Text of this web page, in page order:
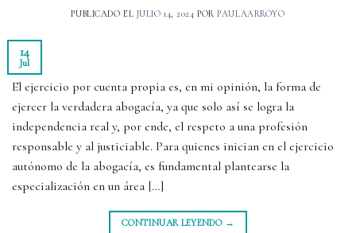
PUBLICADO EL JULIO 14, 2024 PORPAULAARROYO
14
Jul
El ejercicio por cuenta propia es, en mi opinión, la forma de
ejercer la verdadera abogacía, ya que solo así se logra la
independencia real y, por ende, el respeto a una profesión
responsable y al justiciable. Para quienes inician en el ejercicio
autónomo de la abogacía, es fundamental plantearse la
especialización en un área […]
CONTINUAR LEYENDO →